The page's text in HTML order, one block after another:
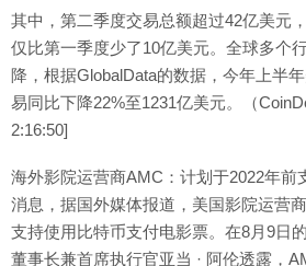
其中，第二季度交易总额超过42亿美元
仅比第一季度少了10亿美元。全球多个
降，根据GlobalData的数据，今年上半
易同比下降22%至1231亿美元。（
2:16:50]
海外影院运营商AMC：计划于2022年前
消息，据国外媒体报道，美国影院运营
支持使用比特币支付电影票。在8月9日
董事长兼首席执行官亚当 · 阿伦透露，